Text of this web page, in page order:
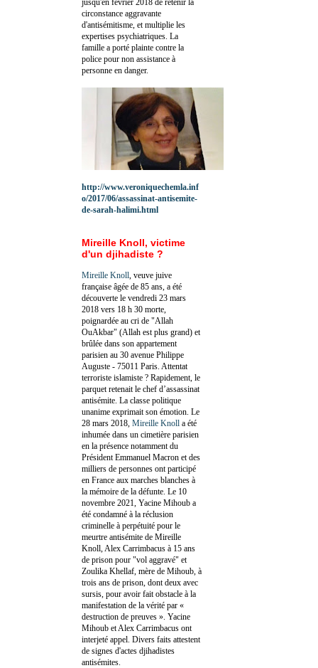
circonstance aggravante
d'antisémitisme, et multiplie les
expertises psychiatriques. La
famille a porté plainte contre la
police pour non assistance à
personne en danger.
http://www.veroniquechemla.inf
o/2017/06/assassinat-antisemite-
de-sarah-halimi.html
Mireille Knoll, victime
d'un djihadiste ?
Mireille Knoll , veuve juive
française âgée de 85 ans, a été
découverte le vendredi 23 mars
2018 vers 18 h 30 morte,
poignardée au cri de "Allah
OuAkbar" (Allah est plus grand) et
brûlée dans son appartement
parisien au 30 avenue Philippe
Auguste - 75011 Paris. Attentat
terroriste islamiste ? Rapidement, le
parquet retenait le chef d’assassinat
antisémite. La classe politique
unanime exprimait son émotion. Le
28 mars 2018, Mireille Knoll a été
inhumée dans un cimetière parisien
en la présence notamment du
Président Emmanuel Macron et des
milliers de personnes ont participé
en France aux marches blanches à
la mémoire de la défunte. Le 10
novembre 2021, Yacine Mihoub a
été condamné à la réclusion
criminelle à perpétuité pour le
meurtre antisémite de Mireille
Knoll, Alex Carrimbacus à 15 ans
de prison pour "vol aggravé" et
Zoulika Khellaf, mère de Mihoub, à
trois ans de prison, dont deux avec
sursis, pour avoir fait obstacle à la
manifestation de la vérité par «
destruction de preuves ». Yacine
Mihoub et Alex Carrimbacus ont
interjeté appel. Divers faits attestent
de signes d'actes djihadistes
antisémites.